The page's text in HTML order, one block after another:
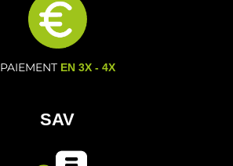
PAIEMENT EN 3X - 4X
SAV